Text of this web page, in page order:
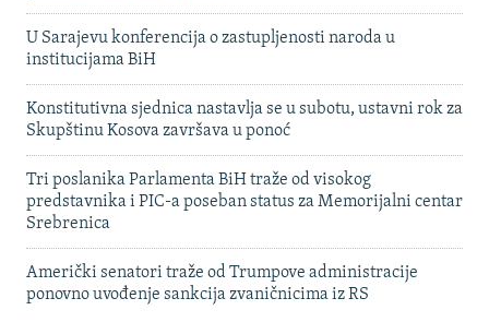
U Sarajevu konferencija o zastupljenosti naroda u
institucijama BiH
Konstitutivna sjednica nastavlja se u subotu, ustavni rok za
Skupštinu Kosova završava u ponoć
Tri poslanika Parlamenta BiH traže od visokog
predstavnika i PIC-a poseban status za Memorijalni centar
Srebrenica
Američki senatori traže od Trumpove administracije
ponovno uvođenje sankcija zvaničnicima iz RS